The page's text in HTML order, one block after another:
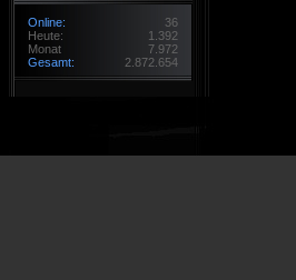
Online:
36
Heute:
1.392
Monat
7.972
Gesamt:
2.872.654